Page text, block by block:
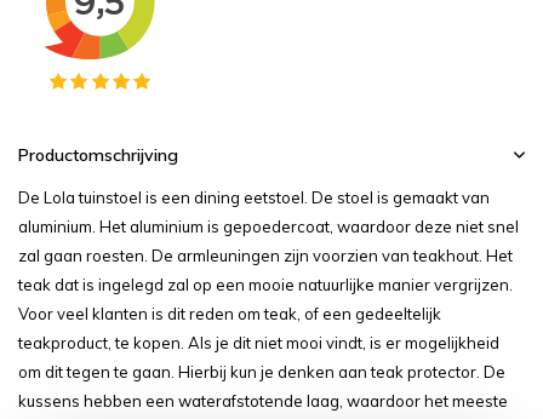
Productomschrijving
De Lola tuinstoel is een dining eetstoel. De stoel is gemaakt van
aluminium. Het aluminium is gepoedercoat, waardoor deze niet snel
zal gaan roesten. De armleuningen zijn voorzien van teakhout. Het
teak dat is ingelegd zal op een mooie natuurlijke manier vergrijzen.
Voor veel klanten is dit reden om teak, of een gedeeltelijk
teakproduct, te kopen. Als je dit niet mooi vindt, is er mogelijkheid
om dit tegen te gaan. Hierbij kun je denken aan teak protector. De
kussens hebben een waterafstotende laag, waardoor het meeste